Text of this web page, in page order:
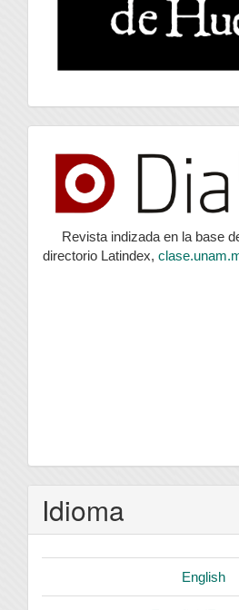
index
Revista indizada en la base
directorio Latindex,
Idioma
English